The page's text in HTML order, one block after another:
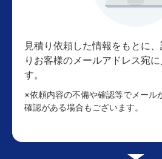
見積り依頼した情報をもとに
りお客様のメールアドレス宛
す。
※依頼内容の不備や確認等でメール
確認がある場合もございます。